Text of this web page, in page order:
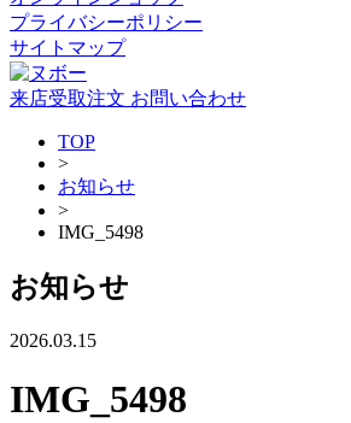
プライバシーポリシー
サイトマップ
来店受取注文 お問い合わせ
TOP
>
お知らせ
>
IMG_5498
お知らせ
2026.03.15
IMG_5498